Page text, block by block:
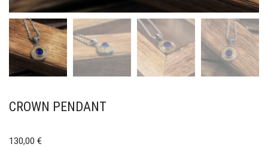
CROWN PENDANT
130,00 €